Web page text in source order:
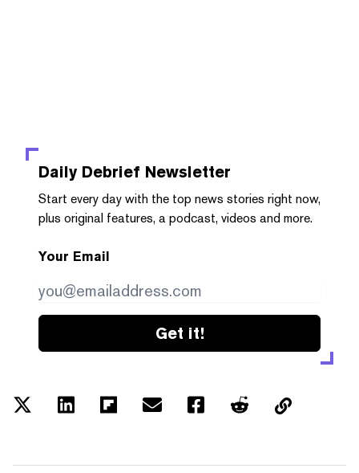
Daily Debrief Newsletter
Start every day with the top news stories right now,
plus original features, a podcast, videos and more.
Your Email
Get it!